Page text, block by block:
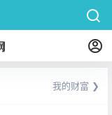
我的财富 ❯